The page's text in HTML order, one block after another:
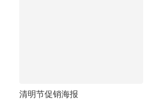
清明节促销海报